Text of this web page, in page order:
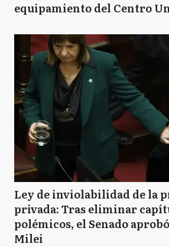
equipamiento del Centro
Ley de inviolabilidad de la
privada: Tras eliminar
polémicos, el Senado
Milei